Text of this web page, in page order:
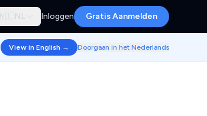
🇳🇱 NL Inloggen Gratis Aanmelden
View in English → Doorgaan in het Nederlands